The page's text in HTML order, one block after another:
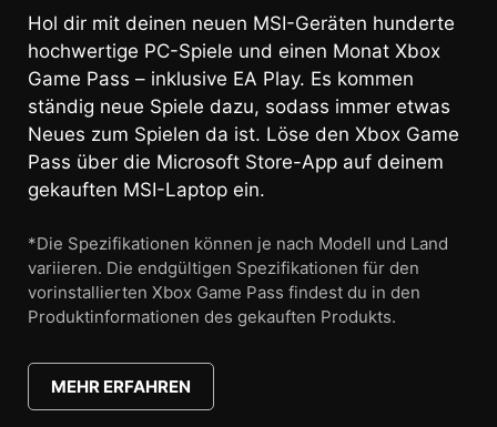
hochwertige PC-Spiele und einen Monat Xbox
Game Pass – inklusive EA Play. Es kommen
ständig neue Spiele dazu, sodass immer etwas
Neues zum Spielen da ist. Löse den Xbox Game
Pass über die Microsoft Store-App auf deinem
gekauften MSI-Laptop ein.
*Die Spezifikationen können je nach Modell und Land
vorinstallierten Xbox Game Pass findest du in den
Produktinformationen des gekauften Produkts.